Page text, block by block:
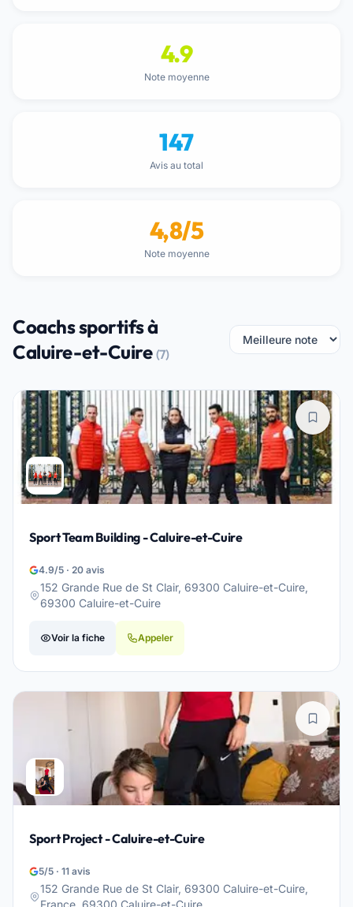
4.9
Note moyenne
147
Avis au total
4,8/5
Note moyenne
Coachs sportifs à
Caluire-et-Cuire (7)
Sport Team Building - Caluire-et-Cuire
4.9/5 · 20 avis
152 Grande Rue de St Clair, 69300 Caluire-et-Cuire,
69300 Caluire-et-Cuire
Voir la fiche Appeler
Sport Project - Caluire-et-Cuire
5/5 · 11 avis
152 Grande Rue de St Clair, 69300 Caluire-et-Cuire,
France, 69300 Caluire-et-Cuire